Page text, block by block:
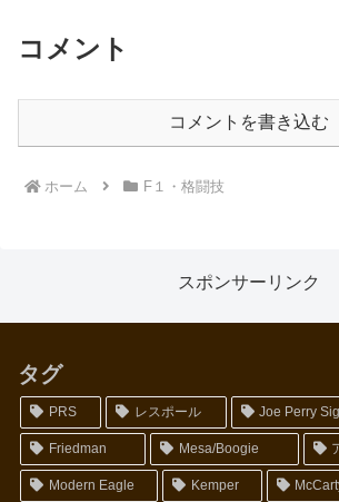
コメント
コメントを書き込む
ホーム F１・格闘技
スポンサーリンク
タグ
PRS レスポール Joe Perry
Friedman Mesa/Boogie
Modern Eagle Kemper